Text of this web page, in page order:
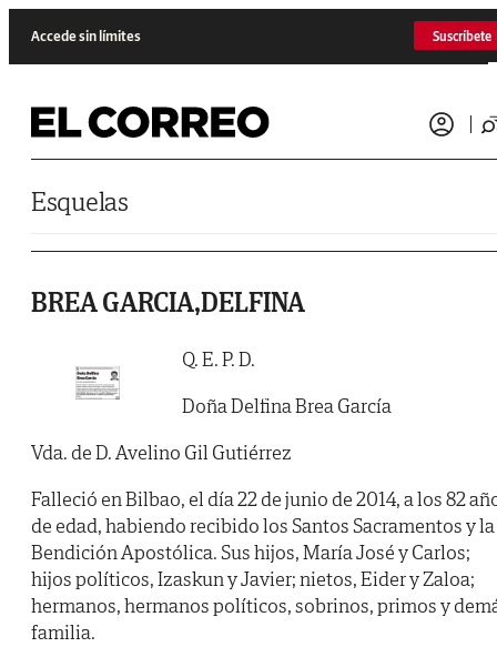
Accede sin límites Suscríbete
Esquelas
BREA GARCIA,DELFINA
Q. E. P. D.
Doña Delfina Brea García
Vda. de D. Avelino Gil Gutiérrez
Falleció en Bilbao, el día 22 de junio de 2014, a los 82
de edad, habiendo recibido los Santos Sacramentos y la
Bendición Apostólica. Sus hijos, María José y Carlos;
hijos políticos, Izaskun y Javier; nietos, Eider y Zaloa;
hermanos, hermanos políticos, sobrinos, primos y
familia.